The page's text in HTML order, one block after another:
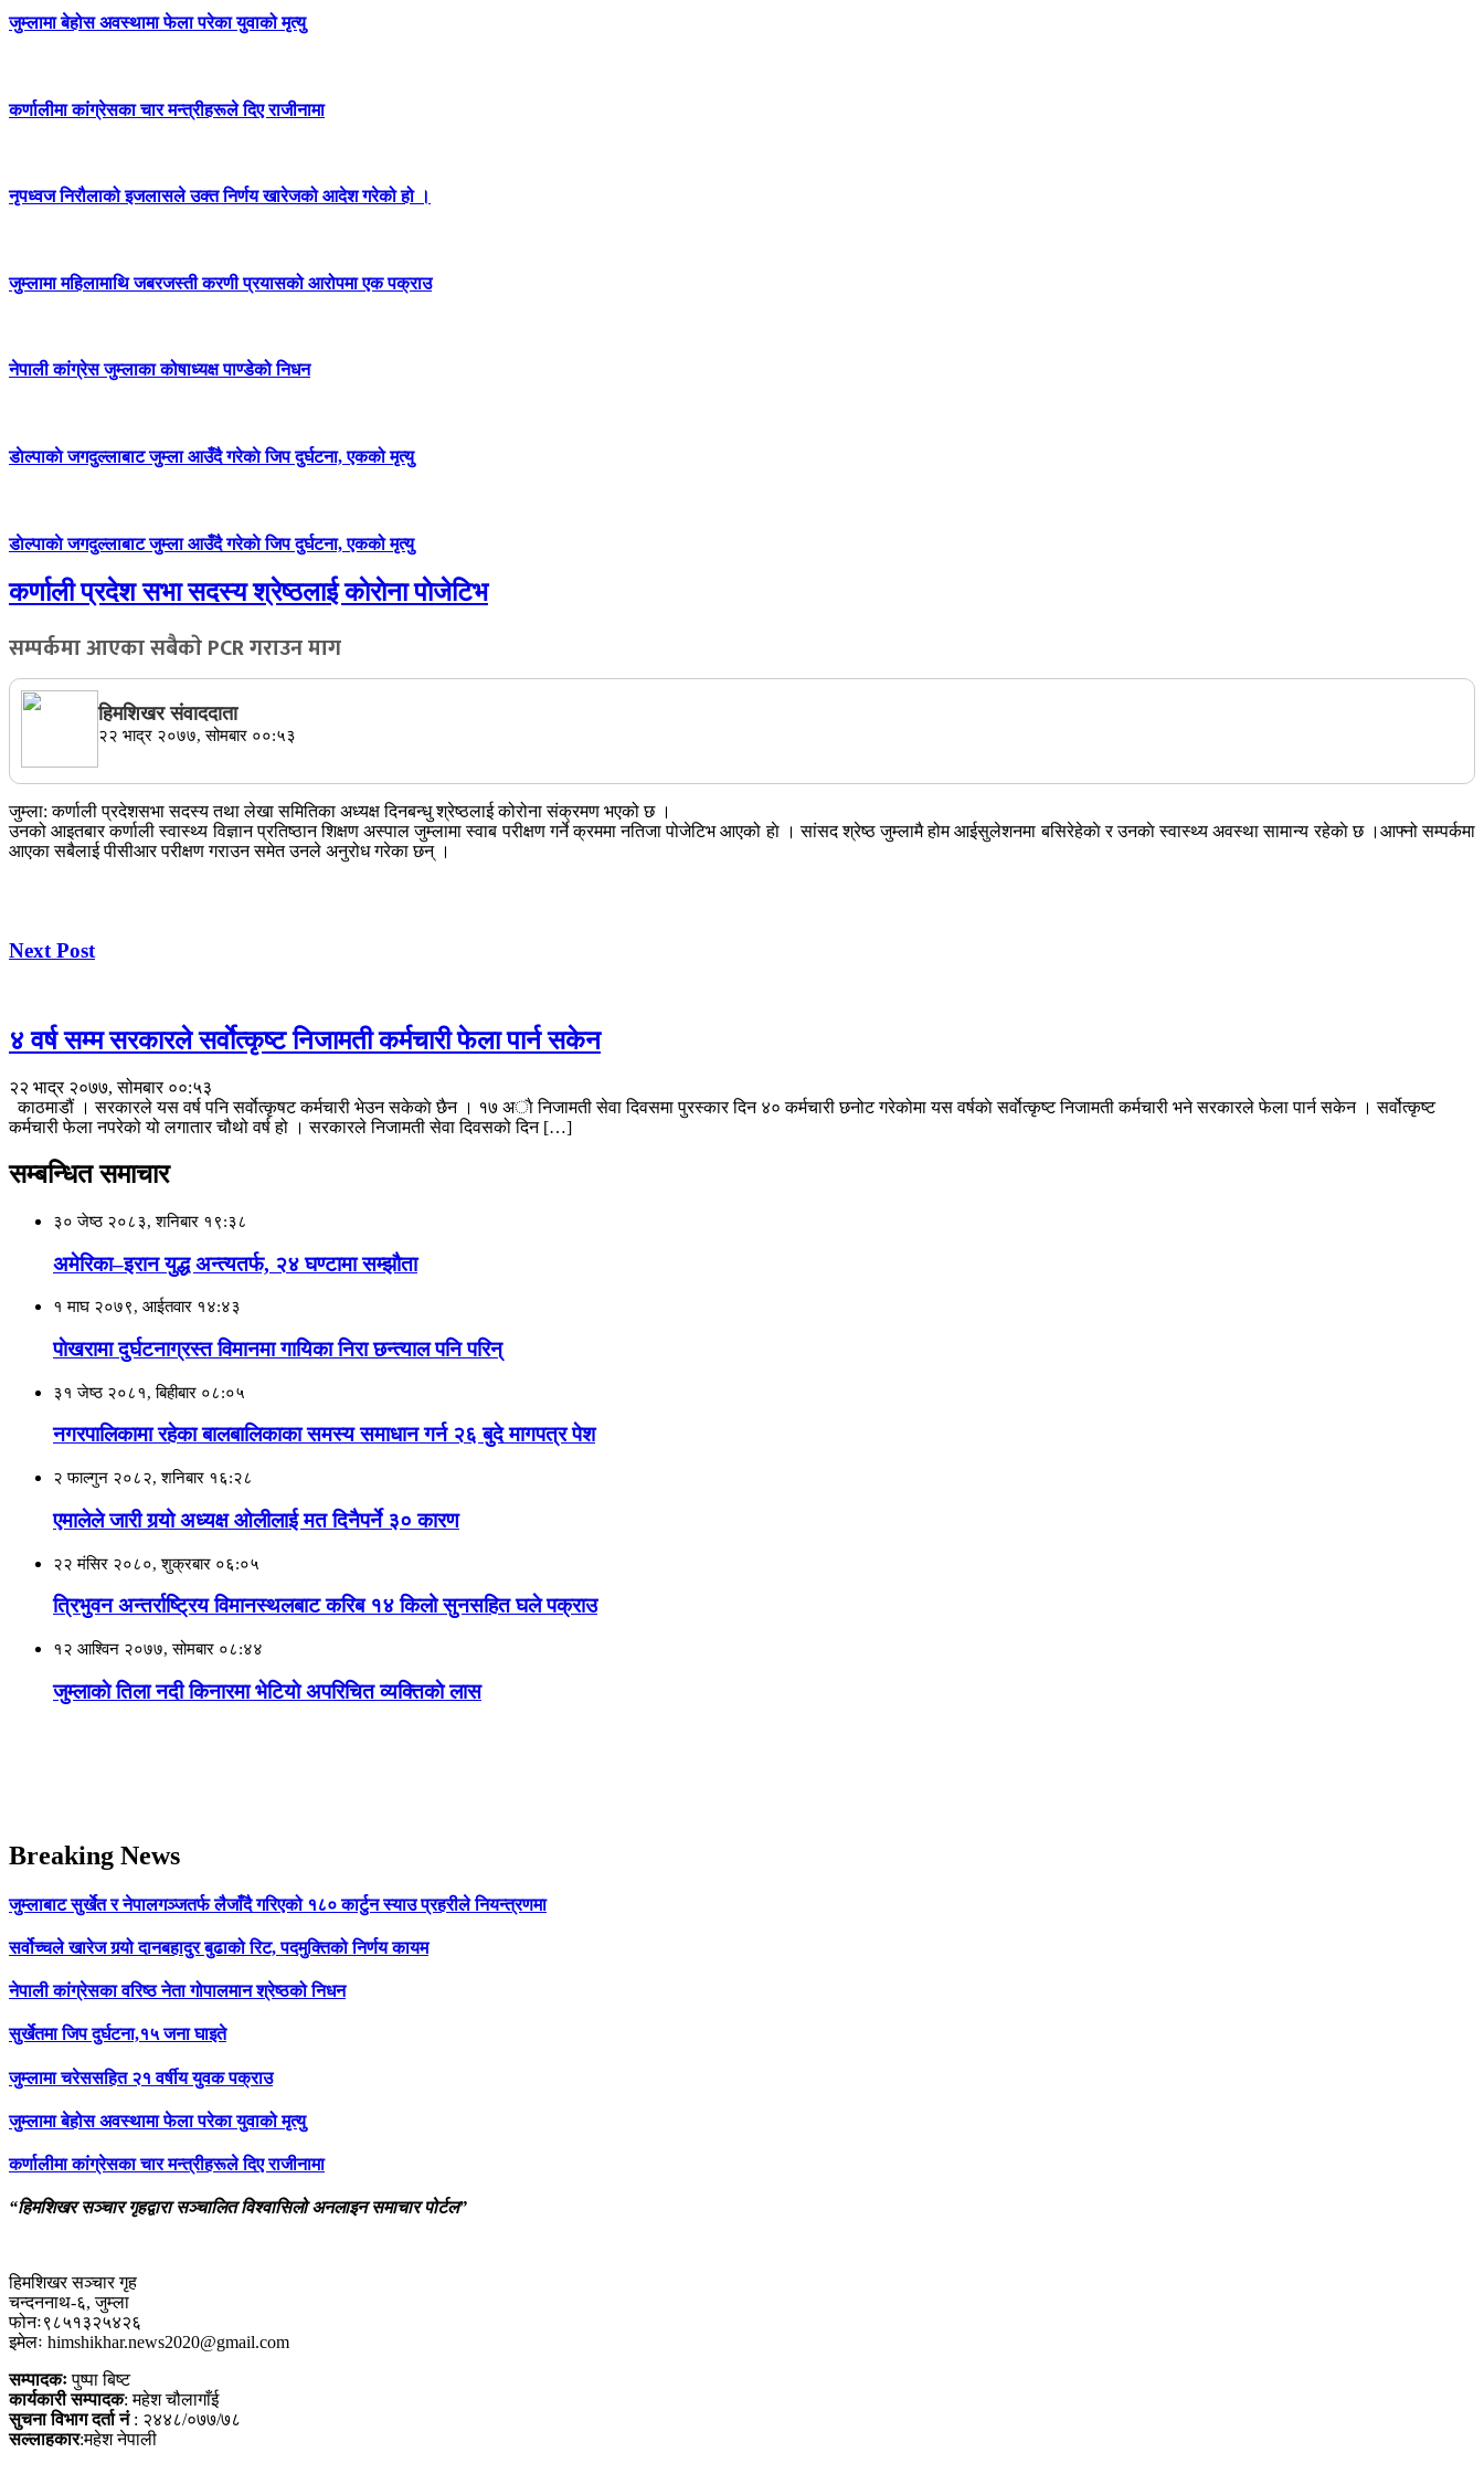
जुम्लामा बेहोस अवस्थामा फेला परेका युवाको मृत्यु
कर्णालीमा कांग्रेसका चार मन्त्रीहरूले दिए राजीनामा
नृपध्वज निरौलाको इजलासले उक्त निर्णय खारेजको आदेश गरेको हो ।
जुम्लामा महिलामाथि जबरजस्ती करणी प्रयासको आरोपमा एक पक्राउ
नेपाली कांग्रेस जुम्लाका कोषाध्यक्ष पाण्डेको निधन
डाेल्पाकाे जगदुल्लाबाट जुम्ला आउँदै गरेकाे जिप दुर्घटना, एकको मृत्यु
डाेल्पाकाे जगदुल्लाबाट जुम्ला आउँदै गरेकाे जिप दुर्घटना, एकको मृत्यु
कर्णाली प्रदेश सभा सदस्य श्रेष्ठलाई काेराेना पाेजेटिभ
सम्पर्कमा आएका सबैकाे PCR गराउन माग
हिमशिखर संवाददाता
२२ भाद्र २०७७, सोमबार ००:५३
जुम्ला: कर्णाली प्रदेशसभा सदस्य तथा लेखा समितिका अध्यक्ष दिनबन्धु श्रेष्ठलाई कोरोना संक्रमण भएको छ ।
उनको आइतबार कर्णाली स्वास्थ्य विज्ञान प्रतिष्ठान शिक्षण अस्पाल जुम्लामा स्वाब परीक्षण गर्ने क्रममा नतिजा पोजेटिभ आएको हाे । सांसद श्रेष्ठ जुम्लामै होम आईसुलेशनमा बसिरेहेकाे र उनकाे स्वास्थ्य अवस्था सामान्य रहेकाे छ ।आफ्नो सम्पर्कमा
आएका सबैलाई पीसीआर परीक्षण गराउन समेत उनले अनुरोध गरेका छन् ।
Next Post
४ वर्ष सम्म सरकारले सर्वाेत्कृष्ट निजामती कर्मचारी फेला पार्न सकेन
२२ भाद्र २०७७, सोमबार ००:५३
काठमाडौं । सरकारले यस वर्ष पनि सर्वाेत्कृषट कर्मचारी भेउन सकेकाे छैन । १७ अाै निजामती सेवा दिवसमा पुरस्कार दिन ४० कर्मचारी छनोट गरेकोमा यस वर्षकाे सर्वाेत्कृष्ट निजामती कर्मचारी भने सरकारले फेला पार्न सकेन । सर्वोत्कृष्ट
कर्मचारी फेला नपरेको यो लगातार चौथो वर्ष हो । सरकारले निजामती सेवा दिवसको दिन […]
सम्बन्धित समाचार
३० जेष्ठ २०८३, शनिबार १९:३८
अमेरिका–इरान युद्ध अन्त्यतर्फ, २४ घण्टामा सम्झौता
१ माघ २०७९, आईतवार १४:४३
पाेखरामा दुर्घटनाग्रस्त विमानमा गायिका निरा छन्त्याल पनि परिन्
३१ जेष्ठ २०८१, बिहीबार ०८:०५
नगरपालिकामा रहेका बालबालिकाका समस्य समाधान गर्न २६ बुदे मागपत्र पेश
२ फाल्गुन २०८२, शनिबार १६:२८
एमालेले जारी गर्‍यो अध्यक्ष ओलीलाई मत दिनैपर्ने ३० कारण
२२ मंसिर २०८०, शुक्रबार ०६:०५
त्रिभुवन अन्तर्राष्ट्रिय विमानस्थलबाट करिब १४ किलो सुनसहित घले पक्राउ
१२ आश्विन २०७७, सोमबार ०८:४४
जुम्लाकाे तिला नदी किनारमा भेटियाे अपरिचित व्यक्तिकाे लास
Breaking News
जुम्लाबाट सुर्खेत र नेपालगञ्जतर्फ लैजाँदै गरिएको १८० कार्टुन स्याउ प्रहरीले नियन्त्रणमा
सर्वोच्चले खारेज गर्‍यो दानबहादुर बुढाको रिट, पदमुक्तिको निर्णय कायम
नेपाली कांग्रेसका वरिष्ठ नेता गोपालमान श्रेष्ठको निधन
सुर्खेतमा जिप दुर्घटना,१५ जना घाइते
जुम्लामा चरेससहित २१ वर्षीय युवक पक्राउ
जुम्लामा बेहोस अवस्थामा फेला परेका युवाको मृत्यु
कर्णालीमा कांग्रेसका चार मन्त्रीहरूले दिए राजीनामा
“हिमशिखर सञ्चार गृहद्वारा सञ्चालित विश्वासिलो अनलाइन समाचार पोर्टल”
हिमशिखर सञ्चार गृह
चन्दननाथ-६, जुम्ला
फोनः९८५१३२५४२६
इमेलः himshikhar.news2020@gmail.com
सम्पादकःपुष्पा बिष्ट
कार्यकारी सम्पादक: महेश चौलागाँई
सुचना विभाग दर्ता नं: २४४८/०७७/७८
सल्लाहकार:महेश नेपाली